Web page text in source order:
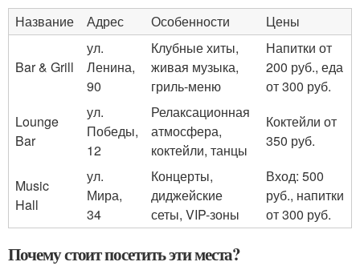
Название
Адрес Особенности Цены
Bar & Grill
ул.
Ленина,
90
Клубные хиты,
живая музыка,
гриль-меню
Напитки от
200 руб., еда
от 300 руб.
Lounge
Bar
ул.
Победы,
12
Релаксационная
атмосфера,
коктейли, танцы
Коктейли от
350 руб.
Music
Hall
ул.
Мира,
34
Концерты,
диджейские
сеты, VIP-зоны
Вход: 500
руб., напитки
от 300 руб.
Почему стоит посетить эти места?